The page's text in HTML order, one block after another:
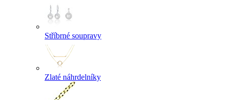
Stříbrné soupravy
Zlaté náhrdelníky